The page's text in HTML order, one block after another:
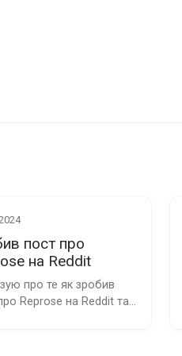
пост про
на Reddit
про те як зробив
Reprose на Reddit та